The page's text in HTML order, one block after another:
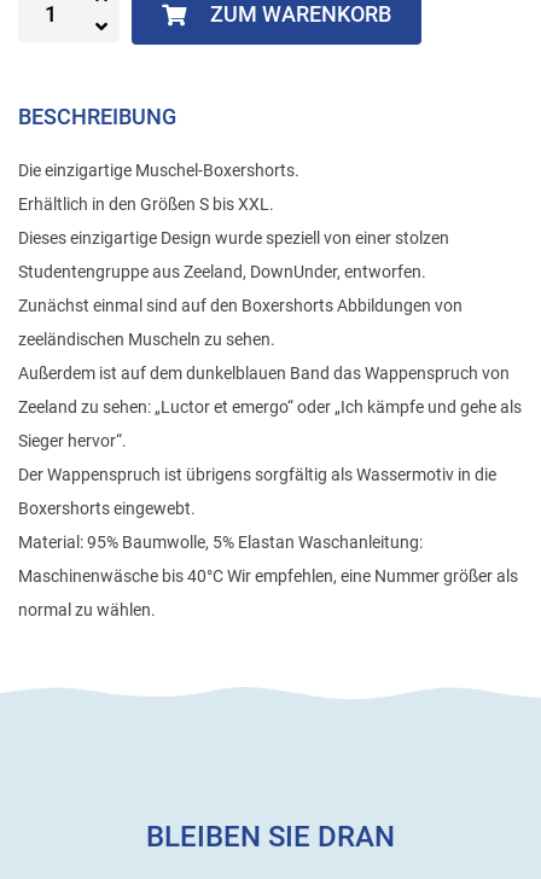
ZUM WARENKORB
BESCHREIBUNG
Die einzigartige Muschel-Boxershorts.
Erhältlich in den Größen S bis XXL.
Dieses einzigartige Design wurde speziell von einer stolzen
Studentengruppe aus Zeeland, DownUnder, entworfen.
Zunächst einmal sind auf den Boxershorts Abbildungen von
zeeländischen Muscheln zu sehen.
Außerdem ist auf dem dunkelblauen Band das Wappenspruch von
Zeeland zu sehen: „Luctor et emergo“ oder „Ich kämpfe und gehe als
Sieger hervor“.
Der Wappenspruch ist übrigens sorgfältig als Wassermotiv in die
Boxershorts eingewebt.
Material: 95% Baumwolle, 5% Elastan Waschanleitung:
Maschinenwäsche bis 40°C Wir empfehlen, eine Nummer größer als
normal zu wählen.
BLEIBEN SIE DRAN